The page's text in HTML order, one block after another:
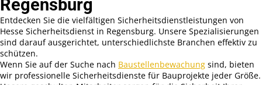
Regensburg
Entdecken Sie die vielfältigen Sicherheitsdienstleistungen von
Hesse Sicherheitsdienst in Regensburg. Unsere Spezialisierungen
sind darauf ausgerichtet, unterschiedlichste Branchen effektiv zu
schützen.
Wenn Sie auf der Suche nach Baustellenbewachung sind, bieten
wir professionelle Sicherheitsdienste für Bauprojekte jeder Größe.